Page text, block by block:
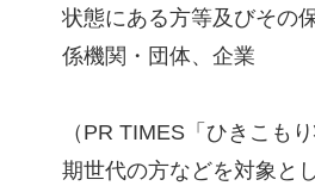
状態にある方等及びその
係機関・団体、企業
（PR TIMES「ひきこも
期世代の方などを対象と